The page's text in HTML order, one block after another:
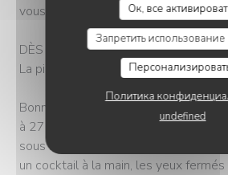
Ок, все
Запретить
Политика
undefined
vous.
DÈS LE 5 AVRIL
La piscine chauffée rouvre ses portes
Bonne nouvelle : dès le 5 avril, notre
à 27°C et vous accueille pour des
sous le soleil printanier. Imaginez : un
un cocktail à la main, les yeux